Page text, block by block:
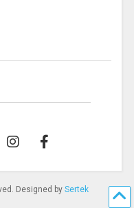
Designed by Sertek